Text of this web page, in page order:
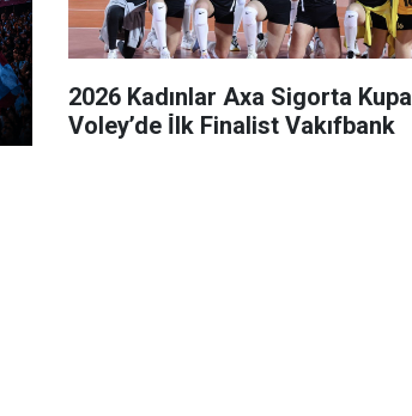
2026 Kadınlar Axa Sigorta Kupa
Voley’de İ̇lk Finalist Vakıfbank